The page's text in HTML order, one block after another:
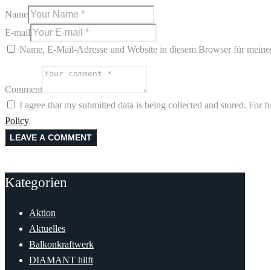
Name
E-mail
Name, E-Mail-Adresse und Website in diesem Browser für
Comment
I agree that my submitted data is being collected and stored. For
Policy.
Kategorien
Aktion
Aktuelles
Balkonkraftwerk
DIAMANT hilft